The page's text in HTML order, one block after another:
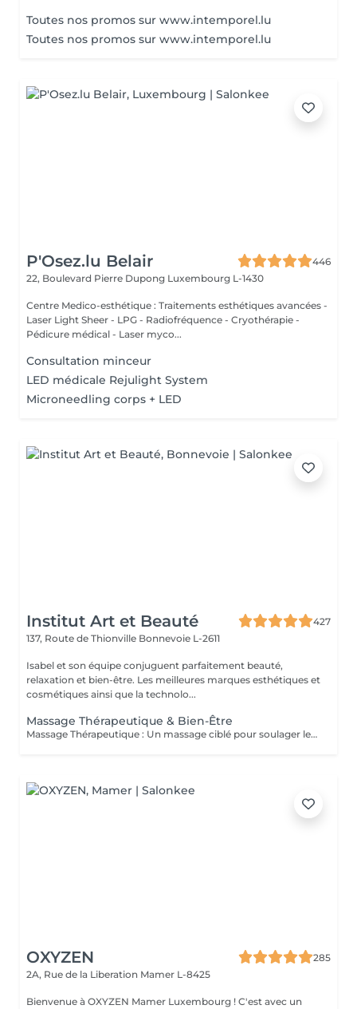
Toutes nos promos sur www.intemporel.lu
Toutes nos promos sur www.intemporel.lu
P'Osez.lu Belair
446
22, Boulevard Pierre Dupong Luxembourg L-1430
Centre Medico-esthétique : Traitements esthétiques avancées -
Laser Light Sheer - LPG - Radiofréquence - Cryothérapie -
Pédicure médical - Laser myco...
Consultation minceur
LED médicale Rejulight System
Microneedling corps + LED
Institut Art et Beauté
427
137, Route de Thionville Bonnevoie L-2611
Isabel et son équipe conjuguent parfaitement beauté,
relaxation et bien-être. Les meilleures marques esthétiques et
cosmétiques ainsi que la technolo...
Massage Thérapeutique & Bien-Être
Massage Thérapeutique : Un massage ciblé pour soulager les tensions musculaires, réduire le stress, et rééquilibrer votre corps. Soulagement des Douleurs Musculaires : Les techniques de massage ciblent les zones de tension pour libérer les nuds musculaires et améliorer la flexibilité. Réduction du Stress : Les massages aident à abaisser les niveaux de cortisol, l'hormone du stress, ce qui favorise la détente et une meilleure gestion du stress. Amélioration du Bien-être Général : Ils stimulent la circulation sanguine, renforcent le système immunitaire, et contribuent à un meilleur sommeil, ce qui mène à une vie plus équilibrée. Au-delà du physique, ces massages favorisent une sensation de paix intérieure et de clarté mentale. Praticiennes Qualifiées : Experts dans diverses techniques de massage. Traitements Personnalisés : Séances adaptées à vos besoins spécifiques. Ambiance Apaisante : Un environnement relaxant. Une nouvelle manière de prendre soin de vous.
OXYZEN
285
2A, Rue de la Liberation Mamer L-8425
Bienvenue à OXYZEN Mamer Luxembourg ! C'est avec un